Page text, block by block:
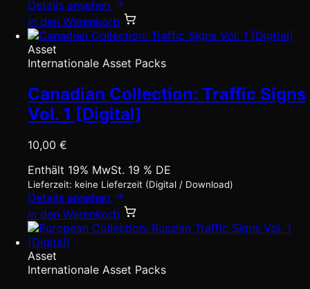
Details ansehen
In den Warenkorb
Asset
Internationale Asset Packs
Canadian Collection: Traffic Signs
Vol. 1 [Digital]
10,00 €
Enthält 19% MwSt. 19 % DE
Lieferzeit: keine Lieferzeit (Digital / Download)
Details ansehen
In den Warenkorb
Asset
Internationale Asset Packs